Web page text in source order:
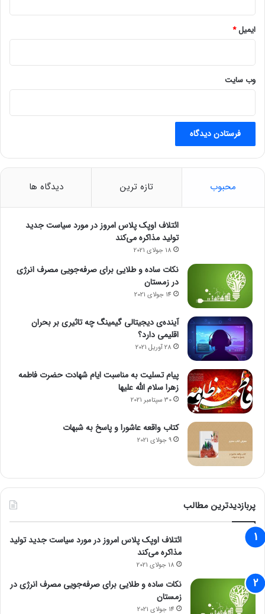
ی
ک
ن
ایمیل*
وب‌ سایت
محبوب تازه ترین دیدگاه ها
ائتلاف اوپک پلاس امروز در مورد سیاست جدید
تولید مذاکره می‌کند
18 جولای 2021
نکات ساده و طلایی برای صرفه‌جویی مصرف انرژی
در زمستان
14 جولای 2021
آینده‌ی دیجیتالی گیمینگ چه تاثیری بر بحران
اقلیمی دارد؟
28 آوریل 2021
پیام تسلیت به مناسبت ایام شهادت حضرت فاطمه
زهرا سلام الله علیها
30 سپتامبر 2021
کتاب واقعه عاشورا و پاسخ به شبهات
9 جولای 2021
پربازدیدترین مطالب
ائتلاف اوپک پلاس امروز در مورد سیاست جدید تولید
مذاکره می‌کند
18 جولای 2021
نکات ساده و طلایی برای صرفه‌جویی مصرف انرژی در
زمستان
14 جولای 2021